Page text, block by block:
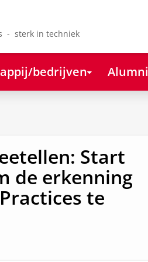
- sterk in techniek
bedrijven Alumni
Start
de erkenning
te